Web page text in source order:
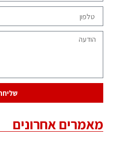
מאמרים אחרונים